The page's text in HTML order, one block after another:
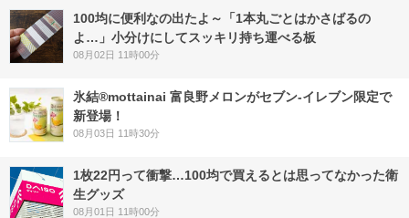
100均に便利なの出たよ～「1本丸ごとはかさばるの
よ…」小分けにしてスッキリ持ち運べる板
08月02日 11時00分
氷結®mottainai 富良野メロンがセブン‐イレブン限定で
新登場！
08月03日 11時30分
1枚22円って衝撃…100均で買えるとは思ってなかった衛
生グッズ
08月01日 11時00分